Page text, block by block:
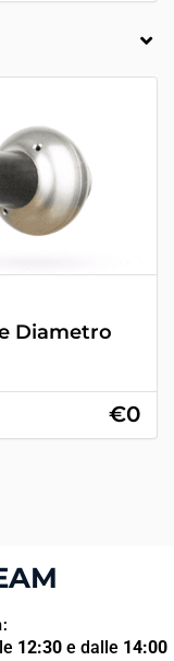
Diametro
€0
12:30 e dalle 14:00